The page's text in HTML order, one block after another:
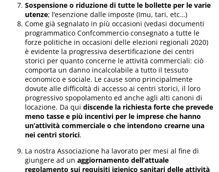
Sospensione o riduzione di tutte le bollette per le varie
utenze; l’esenzione dalle imposte (Imu, tari, etc…)
Come già segnalato in più occasioni (vedasi documenti
programmatico Confcommercio consegnato a tutte le
forze politiche in occasioni delle elezioni regionali 2020)
è evidente la progressiva desertificazione dei centri
storici per quanto concerne le attività commerciali: ciò
comporta un danno incalcolabile a tutto il tessuto
economico e sociale. Le cause sono principalmente
dovute alle difficoltà di accesso ai centri storici, il loro
progressivo spopolamento ed anche agli alti canoni di
locazione. Da quidiscende la richiesta forte che prevede
meno tasse e più incentivi per le imprese che hanno
un’attività commerciale o che intendono crearne una
nei centri storici.
La nostra Associazione ha lavorato per mesi al fine di
giungere ad unaggiornamento dell’attuale
regolamento sui requisiti igienico sanitari delle attività